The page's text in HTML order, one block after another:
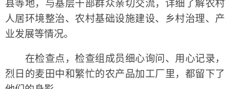
县等地，与基层干部群众亲切交流，详细了解农村
人居环境整治、农村基础设施建设、乡村治理、产
业发展等情况。
在检查点，检查组成员细心询问、用心记录，
烈日的麦田中和繁忙的农产品加工厂里，都留下了